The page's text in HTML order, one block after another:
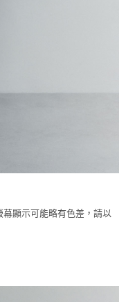
顯示可能略有色差，請以